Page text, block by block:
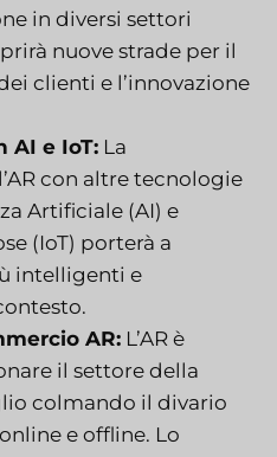
in diversi settori
nuove strade per il
clienti e l’innovazione
AI e IoT: La
con altre tecnologie
Artificiale (AI) e
(IoT) porterà a
intelligenti e
AR: L’AR è
il settore della
colmando il divario
e offline. Lo